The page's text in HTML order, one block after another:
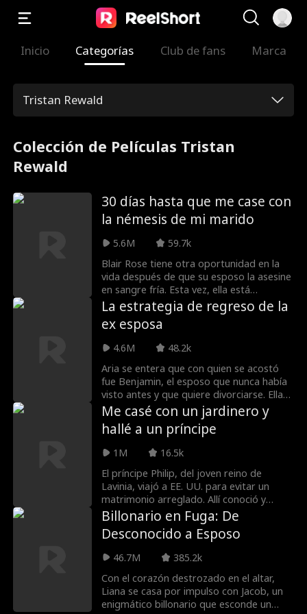
Inicio Categorías Club de fans Marca
Tristan Rewald
Colección de Películas Tristan
Rewald
30 días hasta que me case con
la némesis de mi marido
5.6M
59.7k
Blair Rose tiene otra oportunidad en la
vida después de que su esposo la asesine
en sangre fría. Esta vez, ella está
dispuesta a enseñarle una lección. Lo
único que se perdió en su planificación
meticulosa es enamorarse de Nathan
Forbes, el alto y guapo heredero de
playboy de la familia Forbes. ¿Es este
otro error o su segunda oportunidad de
amor?
La estrategia de regreso de la
ex esposa
4.6M
48.2k
Aria se entera que con quien se acostó
fue Benjamin, el esposo que nunca había
visto antes y que quiere divorciarse. Ella
solo quiere escapar, pero su estudio tiene
un nuevo trabajo: diseñar la nueva casa
de Benjamin. Aria decide ocultar su
identidad y trabajar para Benjamin ya
que necesita el dinero, pero este se
enamora de su diseñadora. ¿Podrá Aria
mantener su identidad oculta mientras
que ella también empieza a sentir algo
por él?
Me casé con un jardinero y
hallé a un príncipe
1M
16.5k
El príncipe Philip, del joven reino de
Lavinia, viajó a EE. UU. para evitar un
matrimonio arreglado. Allí conoció y
ayudó a Anna, una estadounidense que
acababa de ser traicionada por su novio.
Philip fingió ser un jardinero real y aceptó
un matrimonio exprés con ella. Juntos se
enfrentaron a la madrastra y
hermanastra de Anna, ayudándola a
heredar la empresa de su madre y
obtener la autorización de los retratos
Billonario en Fuga: De
Desconocido a Esposo
46.7M
385.2k
Con el corazón destrozado en el altar,
Liana se casa por impulso con Jacob, un
enigmático billonario que esconde un